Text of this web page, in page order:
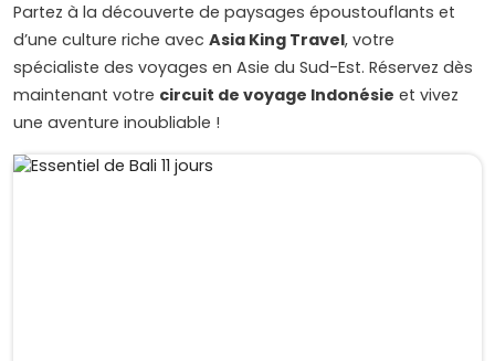
Partez à la découverte de paysages époustouflants et
d’une culture riche avec Asia King Travel, votre
spécialiste des voyages en Asie du Sud-Est. Réservez dès
maintenant votre circuit de voyage Indonésie et vivez
une aventure inoubliable !